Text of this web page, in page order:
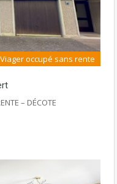
Viager occupé sans rente
– DÉCOTE